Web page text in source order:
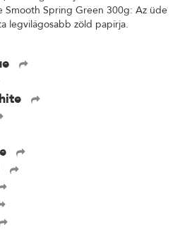
Smooth Spring Green 300g: Az üde
legvilágosabb zöld papírja.